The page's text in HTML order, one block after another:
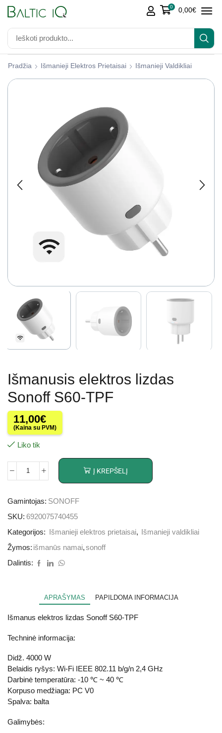
0 0,00€
Pradžia Išmanieji Elektros Prietaisai Išmanieji Valdikliai
Išmanusis elektros lizdas
Sonoff S60-TPF
11,00€
(Kaina su PVM)
Liko tik
Į KREPŠELĮ
Gamintojas: SONOFF
SKU: 6920075740455
Kategorijos:
Išmanieji elektros prietaisai,
Išmanieji valdikliai
Žymos: išmanūs namai,sonoff
Dalintis:
APRAŠYMAS PAPILDOMA INFORMACIJA
Išmanus elektros lizdas Sonoff S60-TPF
Techninė informacija:
Didž. 4000 W
Belaidis ryšys: Wi-Fi IEEE 802.11 b/g/n 2,4 GHz
Darbinė temperatūra: -10 ℃ ~ 40 ℃
Korpuso medžiaga: PC V0
Spalva: balta
Galimybės: